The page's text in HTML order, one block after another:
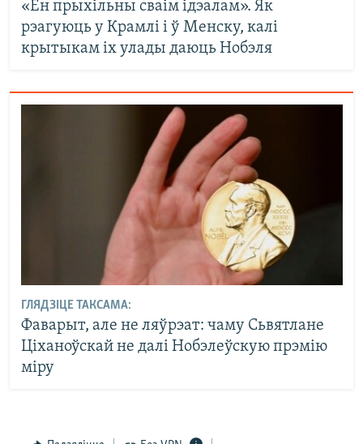
«Ён прыхільны сваім ідэалам». Як
рэагуюць у Крамлі і ў Менску, калі
крытыкам іх улады даюць Нобэля
ГЛЯДЗІЦЕ ТАКСАМА:
Фаварыт, але не ляўрэат: чаму Сьвятлане
Ціханоўскай не далі Нобэлеўскую прэмію
міру